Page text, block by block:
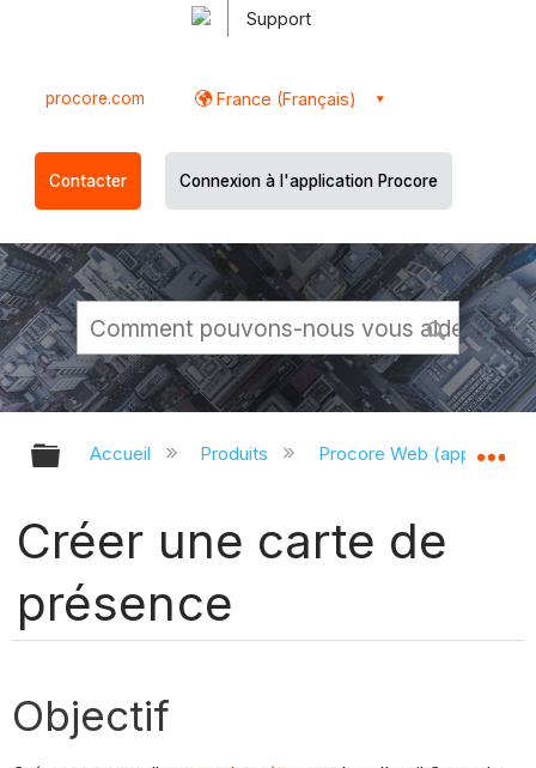
Support
procore.com France (Français)
Contacter Connexion à l'application Procore
Développer/réduire la hiérarchie
Accueil Produits Procore Web
Créer une carte de
présence
Objectif